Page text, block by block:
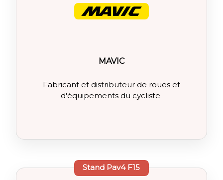
MAVIC
Fabricant et distributeur de roues et
d'équipements du cycliste
Stand Pav4 F15